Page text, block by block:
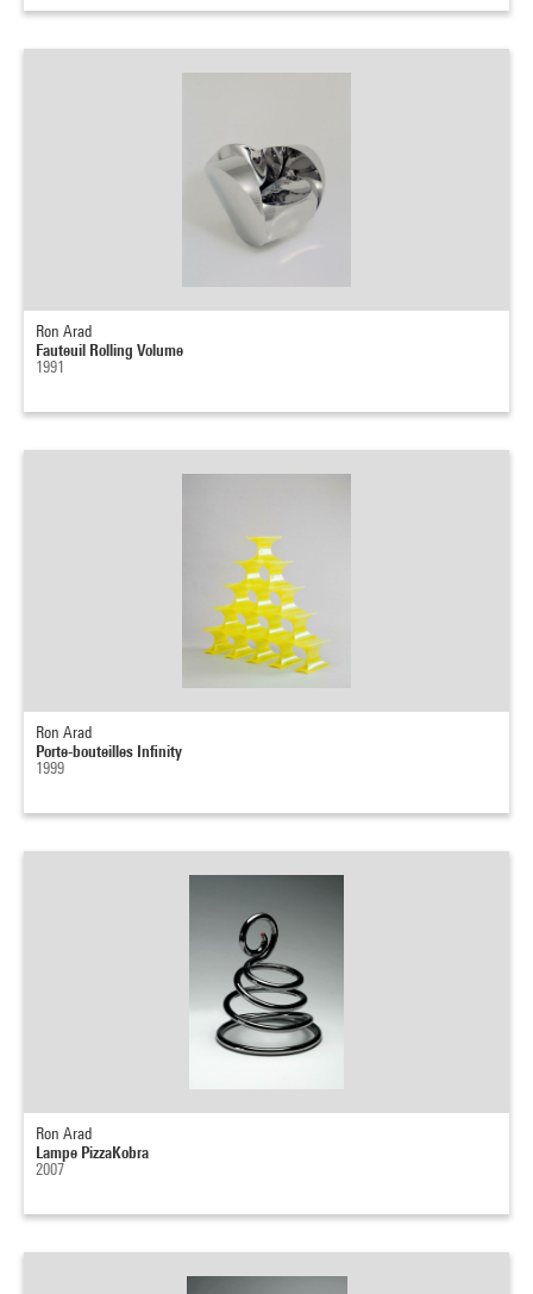
Ron Arad
Fauteuil Rolling Volume
1991
Ron Arad
Porte-bouteilles Infinity
1999
Ron Arad
Lampe PizzaKobra
2007